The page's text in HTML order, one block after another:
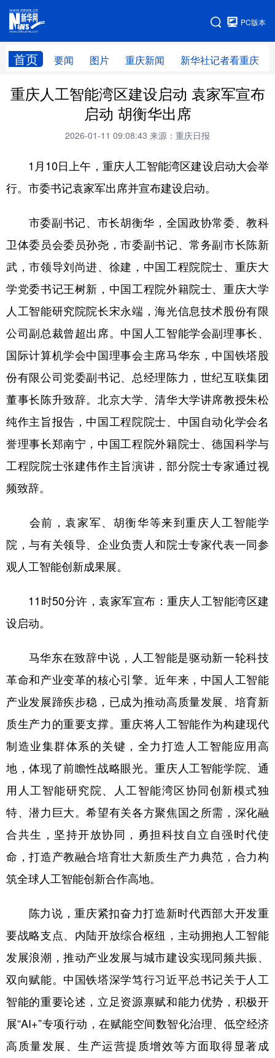
PC版本
首页 要闻 图片 重庆新闻 新华社记者看重庆
网站地图
重庆人工智能湾区建设启动 袁家军宣布
启动 胡衡华出席
2026-01-11 09:08:43 来源：重庆日报
1月10日上午，重庆人工智能湾区建设启动大会举
行。市委书记袁家军出席并宣布建设启动。
市委副书记、市长胡衡华，全国政协常委、教科
卫体委员会委员孙尧，市委副书记、常务副市长陈新
武，市领导刘尚进、徐建，中国工程院院士、重庆大
学党委书记王树新，中国工程院外籍院士、重庆大学
人工智能研究院院长宋永端，海光信息技术股份有限
公司副总裁曾超出席。中国人工智能学会副理事长、
国际计算机学会中国理事会主席马华东，中国铁塔股
份有限公司党委副书记、总经理陈力，世纪互联集团
董事长陈升致辞。北京大学、清华大学讲席教授朱松
纯作主旨报告，中国工程院院士、中国自动化学会名
誉理事长郑南宁，中国工程院外籍院士、德国科学与
工程院院士张建伟作主旨演讲，部分院士专家通过视
频致辞。
会前，袁家军、胡衡华等来到重庆人工智能学
院，与有关领导、企业负责人和院士专家代表一同参
观人工智能创新成果展。
11时50分许，袁家军宣布：重庆人工智能湾区建
设启动。
马华东在致辞中说，人工智能是驱动新一轮科技
革命和产业变革的核心引擎。近年来，中国人工智能
产业发展蹄疾步稳，已成为推动高质量发展、培育新
质生产力的重要支撑。重庆将人工智能作为构建现代
制造业集群体系的关键，全力打造人工智能应用高
地，体现了前瞻性战略眼光。重庆人工智能学院、通
用人工智能研究院、人工智能湾区协同创新模式独
特、潜力巨大。希望有关各方聚焦国之所需，深化融
合共生，坚持开放协同，勇担科技自立自强时代使
命，打造产教融合培育壮大新质生产力典范，合力构
筑全球人工智能创新合作高地。
陈力说，重庆紧扣奋力打造新时代西部大开发重
要战略支点、内陆开放综合枢纽，主动拥抱人工智能
发展浪潮，推动产业发展与城市建设实现同频共振、
双向赋能。中国铁塔深学笃行习近平总书记关于人工
智能的重要论述，立足资源禀赋和能力优势，积极开
展“AI+”专项行动，在赋能空间数智化治理、低空经济
高质量发展、生产运营提质增效等方面取得显著成